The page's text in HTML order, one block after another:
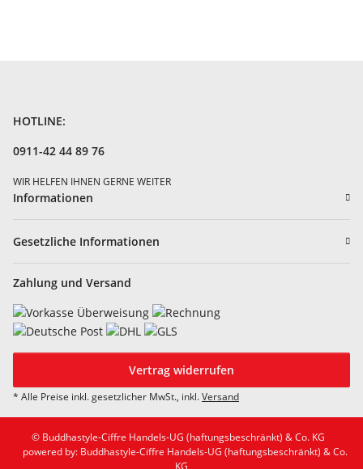
HOTLINE:
0911-42 44 89 76
WIR HELFEN IHNEN GERNE WEITER
Informationen
Gesetzliche Informationen
Zahlung und Versand
Vertrag widerrufen
* Alle Preise inkl. gesetzlicher MwSt., inkl.Versand
© Buddhastyle-Ciffre Handels-UG (haftungsbeschränkt) & Co. KG
powered by: Buddhastyle-Ciffre Handels-UG (haftungsbeschränkt) & Co.
KG